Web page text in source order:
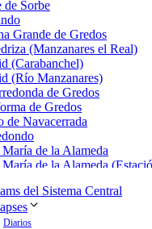
de Sorbe
Grande de Gredos
(Manzanares el Real)
(Carabanchel)
(Río Manzanares)
de Gredos
de Gredos
de Navacerrada
María de la Alameda
María de la Alameda
Estación
Machotas
del Sistema Central
Diarios